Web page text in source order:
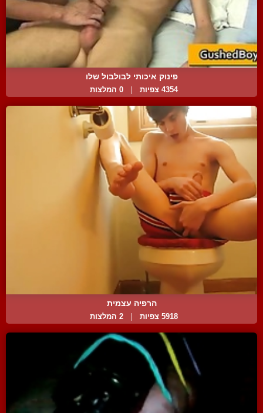
פינוק איכותי לבולבול שלו
4354 צפיות 0 המלצות
הרפיה עצמית
5918 צפיות | 2 המלצות